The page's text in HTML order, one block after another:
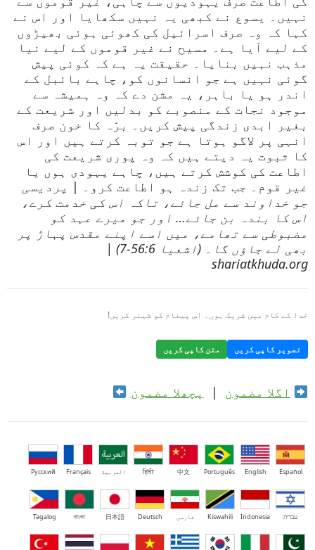
نہیں۔ یسوع نے کبھی یہ نہیں سکھایا اور اس نے
کہا کہ وہ صرف اسرائیل کی کھوئی ہوئی بھیڑوں
کے لیے آیا ہے۔ مسیح نے غیر قوموں کے لیے نیا
مذہب نہیں بنایا۔ حقیقت یہ ہے کہ کوئی پیش
گوئی نہیں ہے جو انسانوں کو، چاہے بائبل کے
اندر ہو یا باہر، یہ مشن دے کہ وہ ہمیشہ سے
موجود نجات کے منصوبے کو بدلیں اور شریعت کے
بغیر ابدی زندگی پیش کریں۔ برّہ کا خون صرف
انہی پر لاگو ہوتا ہے جو توبہ کرتے ہیں اور اس
کا ثبوت یہ دیتے ہیں کہ وہ پوری شریعت کی
اطاعت کی کوشش کرتے ہیں، چاہے یہودی ہوں یا
غیر قوم۔ جب تک زندہ ہو اطاعت کرو۔ | پردیسی
جو خداوند سے مل جائے، تاکہ اس کی خدمت کرے،
اس کا بندہ بن جائے… اور جو میرے عہد کو
مضبوطی سے تھامے، میں اسے اپنے مقدس پہاڑ پر
بھی لے جاؤں گا۔ (اشعیا 56:6-7) |
shariatkhuda.org
خدا کے کام میں شریک ہوں۔ اس پیغام کو شیئر کریں!
تصویر کاپی کریں متن کاپی کریں
اگلا مضمون | پچھلا مضمون
Español
English
Português
中文
हिंदी العربية Français
Русский
עברית Indonesia
Kiswahili فارسی Deutsch
日本語
বাংলা
Tagalog